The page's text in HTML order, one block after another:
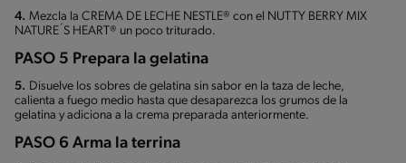
4. Mezcla la CREMA DE LECHE NESTLE® con el NUTTY BERRY MIX
NATURE´S HEART® un poco triturado.
PASO 5 Prepara la gelatina
5. Disuelve los sobres de gelatina sin sabor en la taza de leche,
calienta a fuego medio hasta que desaparezca los grumos de la
gelatina y adiciona a la crema preparada anteriormente.
PASO 6 Arma la terrina